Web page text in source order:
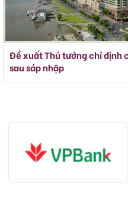
Đề xuất Thủ tướng chỉ định
sau sáp nhập